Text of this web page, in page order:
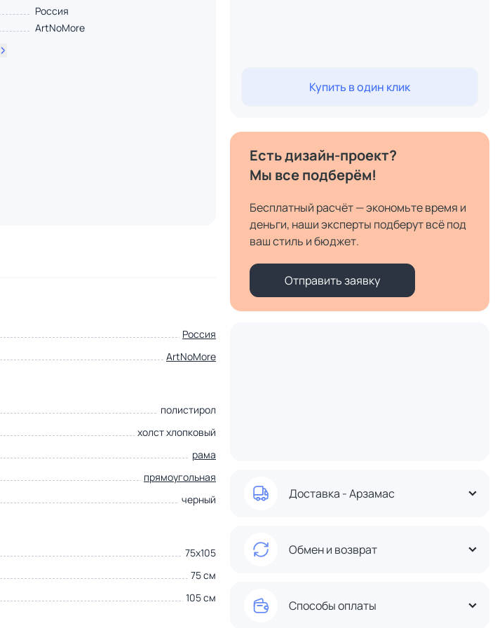
Россия
ArtNoMore
Россия
ArtNoMore
полистирол
холст хлопковый
рама
прямоугольная
черный
75х105
75 см
105 см
Купить в один клик
Есть дизайн-проект?
Мы все подберём!
Бесплатный расчёт — экономьте время и
деньги, наши эксперты подберут всё под
ваш стиль и бюджет.
Отправить заявку
Доставка - Арзамас
Обмен и возврат
Способы оплаты